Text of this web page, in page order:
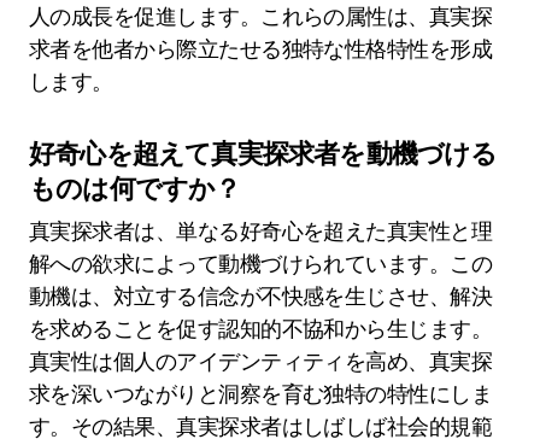
人の成長を促進します。これらの属性は、真実探
求者を他者から際立たせる独特な性格特性を形成
します。
好奇心を超えて真実探求者を動機づける
ものは何ですか？
真実探求者は、単なる好奇心を超えた真実性と理
解への欲求によって動機づけられています。この
動機は、対立する信念が不快感を生じさせ、解決
を求めることを促す認知的不協和から生じます。
真実性は個人のアイデンティティを高め、真実探
求を深いつながりと洞察を育む独特の特性にしま
す。その結果、真実探求者はしばしば社会的規範